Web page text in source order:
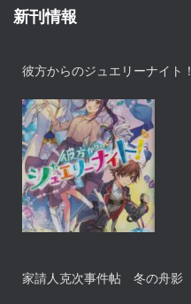
新刊情報
彼方からのジュエリーナイト！
家請人克次事件帖 冬の舟影